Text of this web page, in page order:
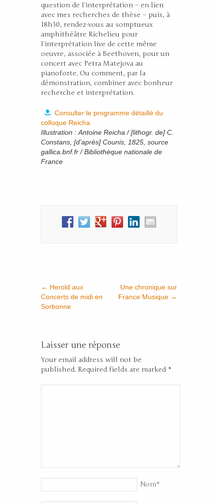
question de l’interprétation – en lien
avec mes recherches de thèse – puis, à
18h30, rendez-vous au somptueux
amphithéâtre Richelieu pour
l’interprétation live de cette même
oeuvre, associée à Beethoven, pour un
concert avec Petra Matejova au
pianoforte. Ou comment, par la
démonstration, combiner avec bonheur
recherche et interprétation.
Consulter le programme détaillé du
colloque Reicha
Illustration : Antoine Reicha / [lithogr. de] C.
Constans, [d’après] Counis, 1825, source
gallica.bnf.fr / Bibliothèque nationale de
France
← Herold aux
Concerts de midi en
Sorbonne
Une chronique sur
France Musique →
Laisser une réponse
Your email address will not be
published. Required fields are marked *
Nom*